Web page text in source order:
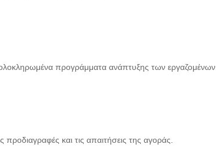
προγράμματα ανάπτυξης των εργαζομένων.
και τις απαιτήσεις της αγοράς.